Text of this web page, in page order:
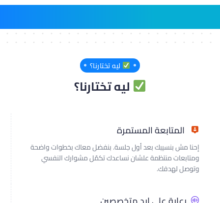
ليه تختارنا؟
ليه تختارنا؟
المتابعة المستمرة
إحنا مش بنسيبك بعد أول جلسة. بنفضل معاك بخطوات واضحة
ومتابعات منتظمة علشان نساعدك تكمّل مشوارك النفسي
وتوصل لهدفك.